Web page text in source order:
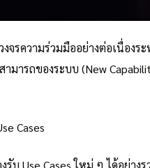
รความร่วมมืออย่างต่อเนื่อง
ามารถของระบบ (New
Cases
Use Cases ใหม่ ๆ ได้อย่า